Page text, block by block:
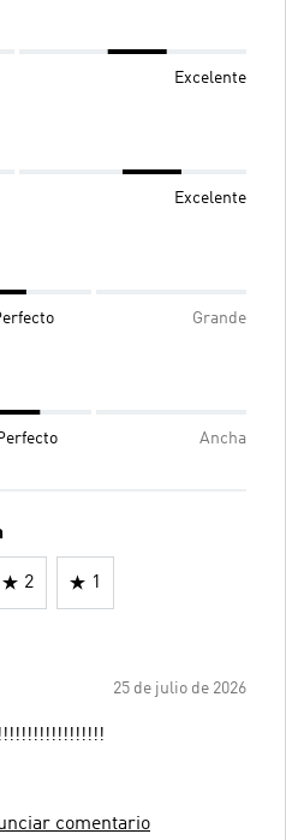
Excelente
Excelente
Grande
Ancha
2 1
25 de julio de 2026
comentario